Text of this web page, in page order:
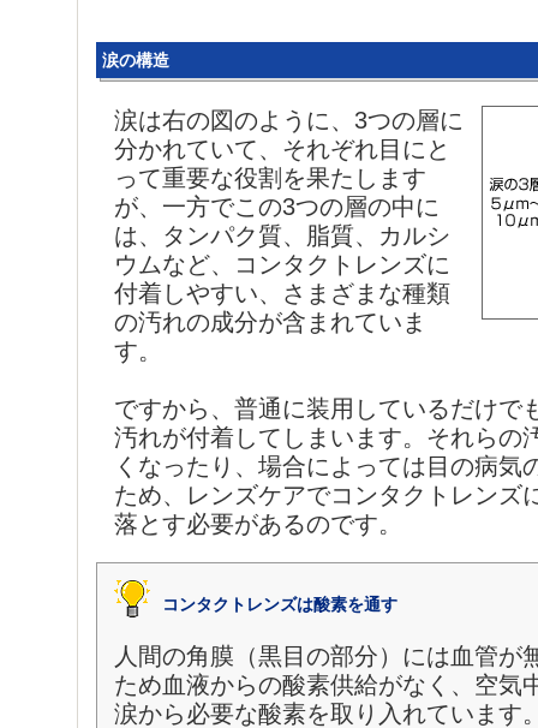
涙の構造
涙は右の図のように、3つの層に
分かれていて、それぞれ目にと
って重要な役割を果たします
が、一方でこの3つの層の中に
は、タンパク質、脂質、カルシ
ウムなど、コンタクトレンズに
付着しやすい、さまざまな種類
の汚れの成分が含まれていま
す。
ですから、普通に装用しているだけで
汚れが付着してしまいます。それらの
くなったり、場合によっては目の病気
ため、レンズケアでコンタクトレンズ
落とす必要があるのです。
コンタクトレンズは酸素を通す
人間の角膜（黒目の部分）には血管が
ため血液からの酸素供給がなく、空気
涙から必要な酸素を取り入れています